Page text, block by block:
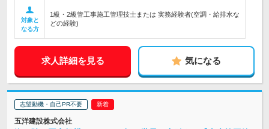
対象と
なる方
1級・2級管工事施工管理技士または 実務経験者(空調・給排水な
どの経験)
求人詳細を見る 気になる
志望動機・自己PR不要
五洋建設株式会社